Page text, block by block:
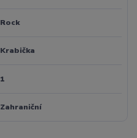
Rock
Krabička
1
Zahraniční